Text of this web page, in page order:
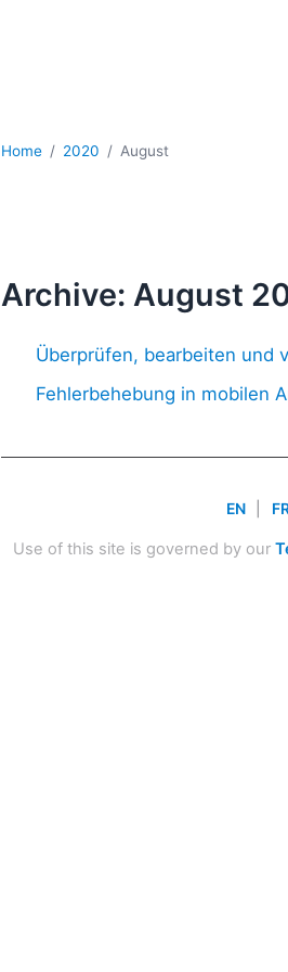
Home 2020 August
Archive: August
Überprüfen, bearbeiten und
Fehlerbehebung in mobilen
EN
Use of this site is governed by our